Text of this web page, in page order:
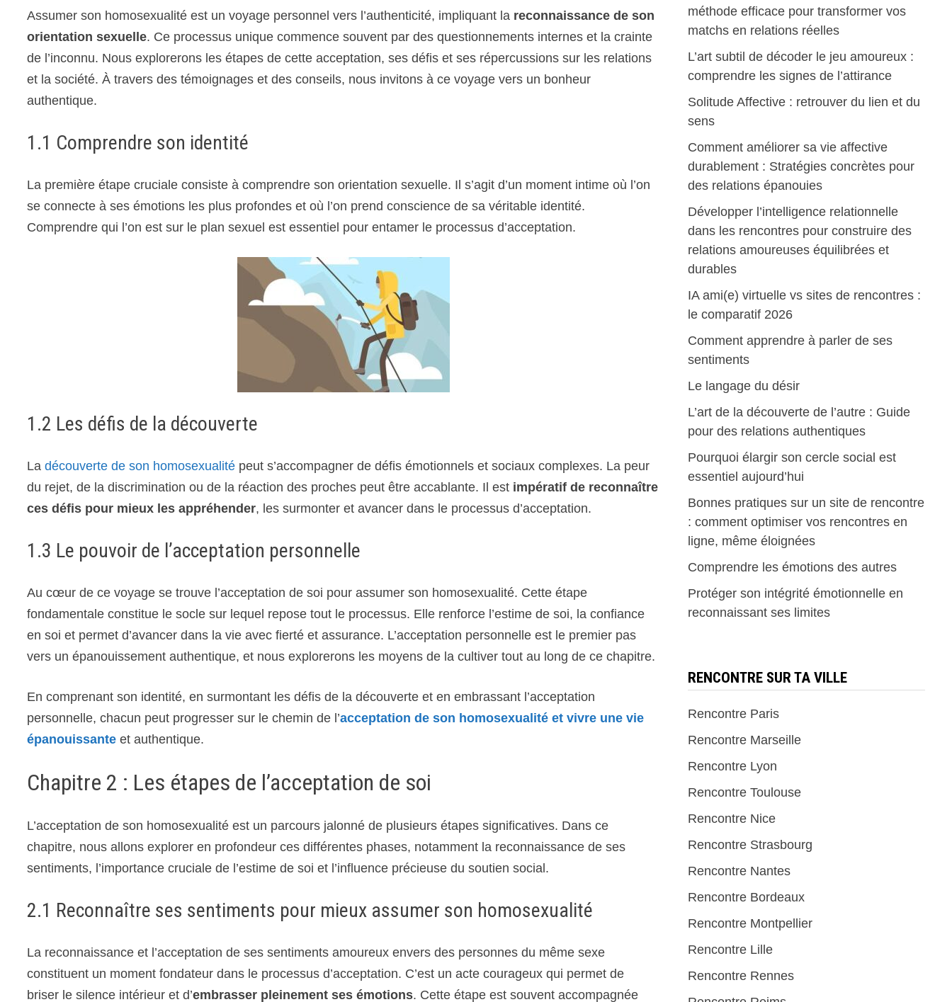
Assumer son homosexualité est un voyage personnel vers l’authenticité, impliquant la reconnaissance de son
orientation sexuelle. Ce processus unique commence souvent par des questionnements internes et la crainte
de l’inconnu. Nous explorerons les étapes de cette acceptation, ses défis et ses répercussions sur les relations
et la société. À travers des témoignages et des conseils, nous invitons à ce voyage vers un bonheur
authentique.
1.1 Comprendre son identité
La première étape cruciale consiste à comprendre son orientation sexuelle. Il s’agit d’un moment intime où l’on
se connecte à ses émotions les plus profondes et où l’on prend conscience de sa véritable identité.
Comprendre qui l’on est sur le plan sexuel est essentiel pour entamer le processus d’acceptation.
1.2 Les défis de la découverte
Ladécouverte de son homosexualité peut s’accompagner de défis émotionnels et sociaux complexes. La peur
du rejet, de la discrimination ou de la réaction des proches peut être accablante. Il est impératif de reconnaître
ces défis pour mieux les appréhender, les surmonter et avancer dans le processus d’acceptation.
1.3 Le pouvoir de l’acceptation personnelle
Au cœur de ce voyage se trouve l’acceptation de soi pour assumer son homosexualité. Cette étape
fondamentale constitue le socle sur lequel repose tout le processus. Elle renforce l’estime de soi, la confiance
en soi et permet d’avancer dans la vie avec fierté et assurance. L’acceptation personnelle est le premier pas
vers un épanouissement authentique, et nous explorerons les moyens de la cultiver tout au long de ce chapitre.
En comprenant son identité, en surmontant les défis de la découverte et en embrassant l’acceptation
personnelle, chacun peut progresser sur le chemin de l’acceptation de son homosexualité et vivre une vie
épanouissante et authentique.
Chapitre 2 : Les étapes de l’acceptation de soi
L’acceptation de son homosexualité est un parcours jalonné de plusieurs étapes significatives. Dans ce
chapitre, nous allons explorer en profondeur ces différentes phases, notamment la reconnaissance de ses
sentiments, l’importance cruciale de l’estime de soi et l’influence précieuse du soutien social.
2.1 Reconnaître ses sentiments pour mieux assumer son homosexualité
La reconnaissance et l’acceptation de ses sentiments amoureux envers des personnes du même sexe
constituent un moment fondateur dans le processus d’acceptation. C’est un acte courageux qui permet de
briser le silence intérieur et d’embrasser pleinement ses émotions. Cette étape est souvent accompagnée
méthode efficace pour transformer vos
matchs en relations réelles
L’art subtil de décoder le jeu amoureux :
comprendre les signes de l’attirance
Solitude Affective : retrouver du lien et du
sens
Comment améliorer sa vie affective
durablement : Stratégies concrètes pour
des relations épanouies
Développer l’intelligence relationnelle
dans les rencontres pour construire des
relations amoureuses équilibrées et
durables
IA ami(e) virtuelle vs sites de rencontres :
le comparatif 2026
Comment apprendre à parler de ses
sentiments
Le langage du désir
L’art de la découverte de l’autre : Guide
pour des relations authentiques
Pourquoi élargir son cercle social est
essentiel aujourd’hui
Bonnes pratiques sur un site de rencontre
: comment optimiser vos rencontres en
ligne, même éloignées
Comprendre les émotions des autres
Protéger son intégrité émotionnelle en
reconnaissant ses limites
RENCONTRE SUR TA VILLE
Rencontre Paris
Rencontre Marseille
Rencontre Lyon
Rencontre Toulouse
Rencontre Nice
Rencontre Strasbourg
Rencontre Nantes
Rencontre Bordeaux
Rencontre Montpellier
Rencontre Lille
Rencontre Rennes